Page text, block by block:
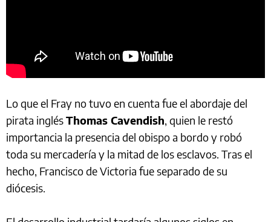
Lo que el Fray no tuvo en cuenta fue el abordaje del
pirata inglésThomas Cavendish, quien le restó
importancia la presencia del obispo a bordo y robó
toda su mercadería y la mitad de los esclavos. Tras el
hecho, Francisco de Victoria fue separado de su
diócesis.